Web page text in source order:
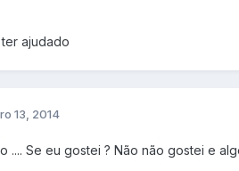
ajudado
13, 2014
.... Se eu gostei ? Não não gostei e